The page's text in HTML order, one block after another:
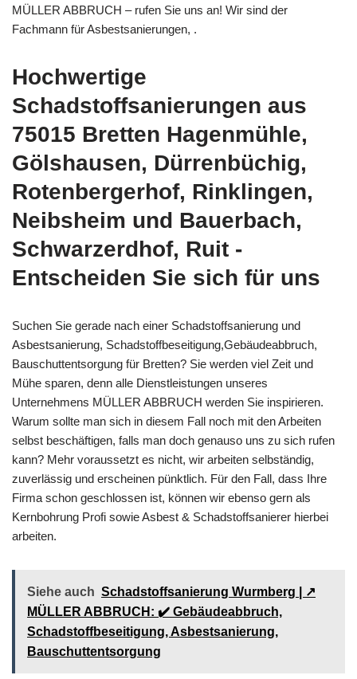
MÜLLER ABBRUCH – rufen Sie uns an! Wir sind der
Fachmann für Asbestsanierungen, .
Hochwertige
Schadstoffsanierungen aus
75015 Bretten Hagenmühle,
Gölshausen, Dürrenbüchig,
Rotenbergerhof, Rinklingen,
Neibsheim und Bauerbach,
Schwarzerdhof, Ruit -
Entscheiden Sie sich für uns
Suchen Sie gerade nach einer Schadstoffsanierung und
Asbestsanierung, Schadstoffbeseitigung,Gebäudeabbruch,
Bauschuttentsorgung für Bretten? Sie werden viel Zeit und
Mühe sparen, denn alle Dienstleistungen unseres
Unternehmens MÜLLER ABBRUCH werden Sie inspirieren.
Warum sollte man sich in diesem Fall noch mit den Arbeiten
selbst beschäftigen, falls man doch genauso uns zu sich rufen
kann? Mehr voraussetzt es nicht, wir arbeiten selbständig,
zuverlässig und erscheinen pünktlich. Für den Fall, dass Ihre
Firma schon geschlossen ist, können wir ebenso gern als
Kernbohrung Profi sowie Asbest & Schadstoffsanierer hierbei
arbeiten.
Siehe auch Schadstoffsanierung Wurmberg | ↗️
MÜLLER ABBRUCH: ✔️ Gebäudeabbruch,
Schadstoffbeseitigung, Asbestsanierung,
Bauschuttentsorgung